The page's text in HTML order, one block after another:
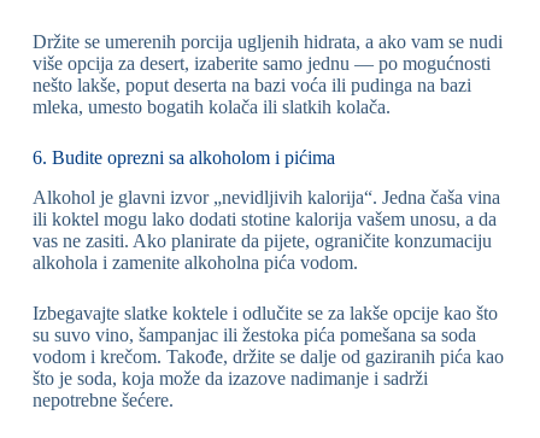
Držite se umerenih porcija ugljenih hidrata, a ako vam se nudi
više opcija za desert, izaberite samo jednu — po mogućnosti
nešto lakše, poput deserta na bazi voća ili pudinga na bazi
mleka, umesto bogatih kolača ili slatkih kolača.
6. Budite oprezni sa alkoholom i pićima
Alkohol je glavni izvor „nevidljivih kalorija“. Jedna čaša vina
ili koktel mogu lako dodati stotine kalorija vašem unosu, a da
vas ne zasiti. Ako planirate da pijete, ograničite konzumaciju
alkohola i zamenite alkoholna pića vodom.
Izbegavajte slatke koktele i odlučite se za lakše opcije kao što
su suvo vino, šampanjac ili žestoka pića pomešana sa soda
vodom i krečom. Takođe, držite se dalje od gaziranih pića kao
što je soda, koja može da izazove nadimanje i sadrži
nepotrebne šećere.